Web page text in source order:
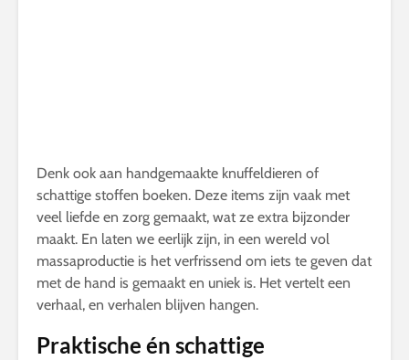
Denk ook aan handgemaakte knuffeldieren of
schattige stoffen boeken. Deze items zijn vaak met
veel liefde en zorg gemaakt, wat ze extra bijzonder
maakt. En laten we eerlijk zijn, in een wereld vol
massaproductie is het verfrissend om iets te geven dat
met de hand is gemaakt en uniek is. Het vertelt een
verhaal, en verhalen blijven hangen.
Praktische én schattige